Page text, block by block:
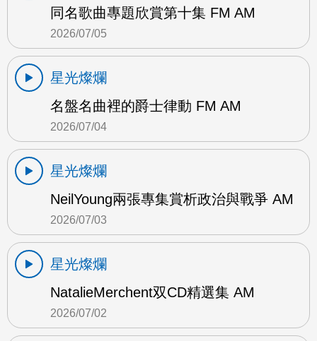
同名歌曲專題欣賞第十集 FM AM
2026/07/05
星光燦爛
名盤名曲裡的爵士律動 FM AM
2026/07/04
星光燦爛
NeilYoung兩張專集賞析政治與戰爭 AM
2026/07/03
星光燦爛
NatalieMerchent双CD精選集 AM
2026/07/02